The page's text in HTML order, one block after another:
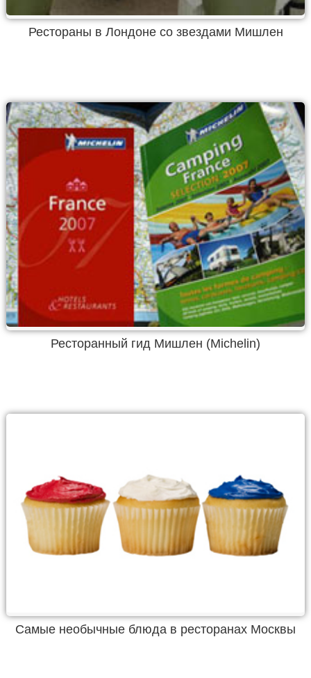
Рестораны в Лондоне со звездами Мишлен
Ресторанный гид Мишлен (Michelin)
Самые необычные блюда в ресторанах Москвы